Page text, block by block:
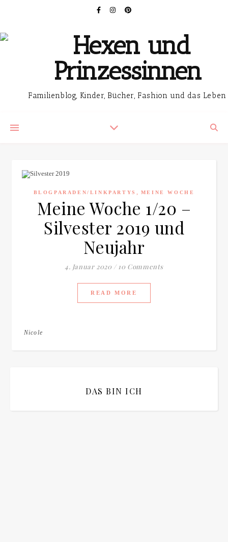
Familienblog, Kinder, Bücher, Fashion und das Leben
BLOGPARADEN/LINKPARTYS , MEINE WOCHE
Meine Woche 1/20 –
Silvester 2019 und
Neujahr
4. Januar 2020 / 10 Comments
READ MORE
Nicole
DAS BIN ICH